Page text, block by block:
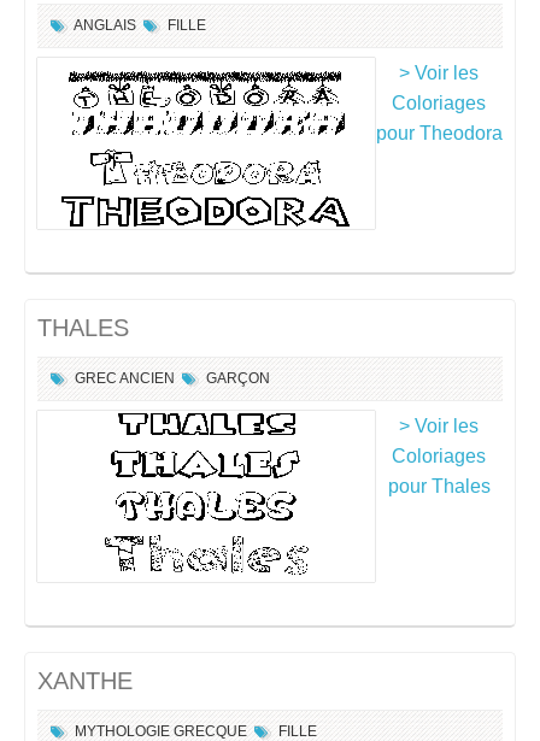
ANGLAIS FILLE
> Voir les
Coloriages
pour Theodora
THALES
GREC ANCIEN GARÇON
> Voir les
Coloriages
pour Thales
XANTHE
MYTHOLOGIE GRECQUE FILLE